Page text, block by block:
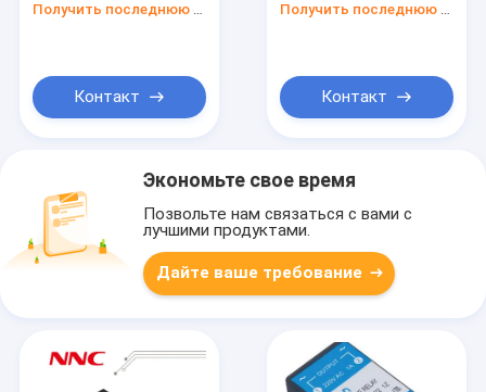
Получить последнюю цену
Контакт
Получить последнюю цену
Контакт
Экономьте свое время
Позвольте нам связаться с вами с
лучшими продуктами.
Дайте ваше требование